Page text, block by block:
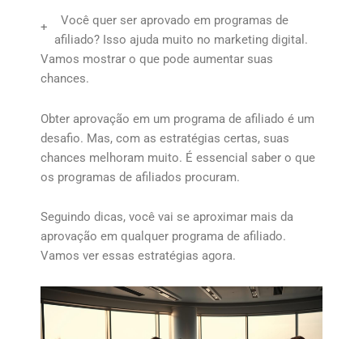
+
Você quer ser aprovado em programas de
afiliado? Isso ajuda muito no marketing digital.
Vamos mostrar o que pode aumentar suas
chances.
Obter aprovação em um programa de afiliado é um
desafio. Mas, com as estratégias certas, suas
chances melhoram muito. É essencial saber o que
os programas de afiliados procuram.
Seguindo dicas, você vai se aproximar mais da
aprovação em qualquer programa de afiliado.
Vamos ver essas estratégias agora.